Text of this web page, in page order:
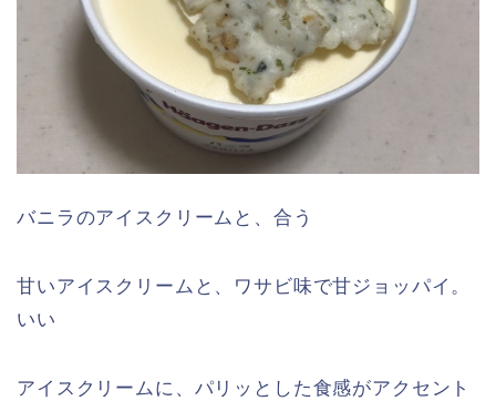
バニラのアイスクリームと、合う
甘いアイスクリーム と、ワサビ味で甘ジョッパイ。
いい
アイスクリームに、 パリッとした食感がアクセント